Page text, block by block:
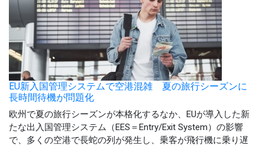
EU新入国管理システムで空港混雑 夏の旅行シーズンに
長時間待機が問題化
欧州で夏の旅行シーズンが本格化するなか、EUが導入した新
たな出入国管理システム（EES＝Entry/Exit System）の影響
で、多くの空港で長蛇の列が発生し、乗客が飛行機に乗り遅